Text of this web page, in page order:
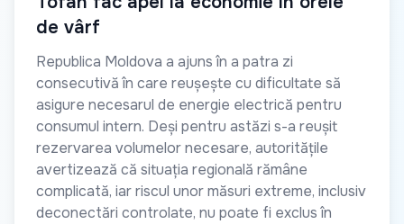
de vârf
Republica Moldova a ajuns în a patra zi
consecutivă în care reușește cu dificultate să
asigure necesarul de energie electrică pentru
consumul intern. Deși pentru astăzi s-a reușit
rezervarea volumelor necesare, autoritățile
avertizează că situația regională rămâne
complicată, iar riscul unor măsuri extreme, inclusiv
deconectări controlate, nu poate fi exclus în